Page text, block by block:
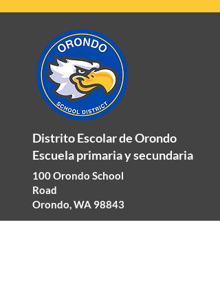
Distrito Escolar de Orondo
Escuela primaria y secundaria
100 Orondo School
Road
Orondo, WA 98843